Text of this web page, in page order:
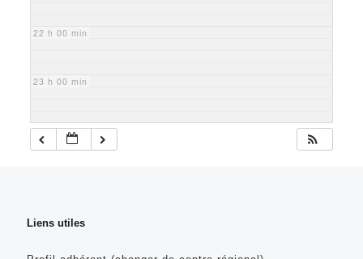
22 h 00 min
23 h 00 min
Liens utiles